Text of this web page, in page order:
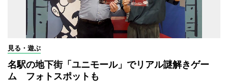
見る・遊ぶ
名駅の地下街「ユニモール」でリアル謎解きゲー
ム フォトスポットも